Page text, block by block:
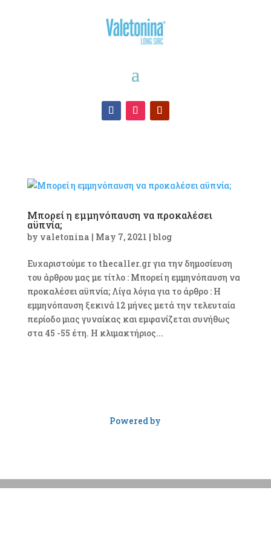
Μπορεί η εμμηνόπαυση να προκαλέσει
αϋπνία;
by valetonina | May 7, 2021 | blog
Ευχαριστούμε το thecaller.gr για την δημοσίευση
του άρθρου μας με τίτλο : Μπορεί η εμμηνόπαυση να
προκαλέσει αϋπνία; Λίγα λόγια για το άρθρο : Η
εμμηνόπαυση ξεκινά 12 μήνες μετά την τελευταία
περίοδο μιας γυναίκας και εμφανίζεται συνήθως
στα 45 -55 έτη. Η κλιμακτήριος...
Powered by